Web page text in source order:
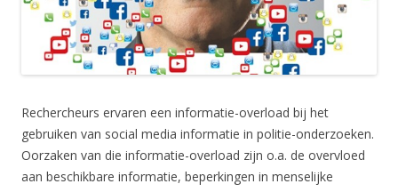
Rechercheurs ervaren een informatie-overload bij het
gebruiken van social media informatie in politie-onderzoeken.
Oorzaken van die informatie-overload zijn o.a. de overvloed
aan beschikbare informatie, beperkingen in menselijke